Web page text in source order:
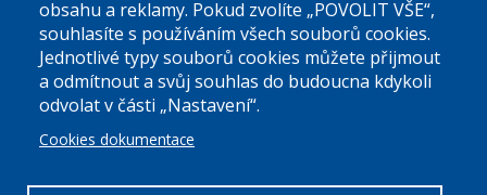
Po a St: 08.00-12.00; 13.00-18.00
Úřední hodiny
obsahu a reklamy. Pokud zvolíte „POVOLIT VŠE“,
souhlasíte s používáním všech souborů cookies.
Jednotlivé typy souborů cookies můžete přijmout
a odmítnout a svůj souhlas do budoucna kdykoli
odvolat v části „Nastavení“.
Cookies dokumentace